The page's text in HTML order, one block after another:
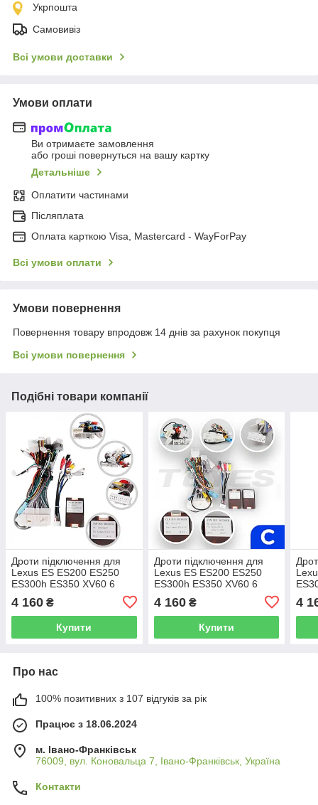
Укрпошта
Самовивіз
Всі умови доставки
Умови оплати
Ви отримаєте замовлення
або гроші повернуться на вашу картку
Детальніше
Оплатити частинами
Післяплата
Оплата карткою Visa, Mastercard - WayForPay
Всі умови оплати
Умови повернення
Повернення товару впродовж 14 днів за рахунок покупця
Всі умови повернення
Подібні товари компанії
Дроти підключення для
Lexus ES ES200 ES250
ES300h ES350 XV60 6
4 160 ₴
Купити
Дроти підключення для
Lexus ES ES200 ES250
ES300h ES350 XV60 6
4 160₴
Купити
4
Про нас
100% позитивних з 107 відгуків за рік
Працює з 18.06.2024
м. Івано-Франківськ
76009, вул. Коновальца 7, Івано-Франківськ, Україна
Контакти